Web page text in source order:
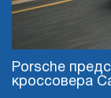
Porsche
кроссовера